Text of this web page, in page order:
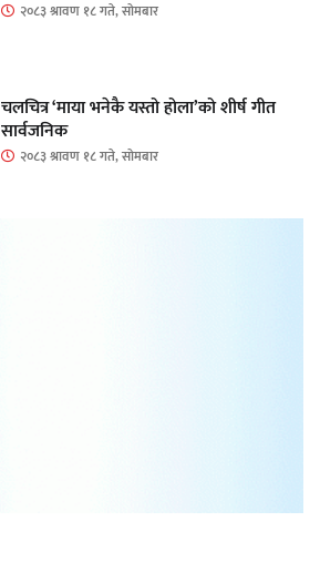
२०८३ श्रावण १८ गते, सोमबार
चलचित्र ‘माया भनेकै यस्तो होला’को शीर्ष गीत
सार्वजनिक
२०८३ श्रावण १८ गते, सोमबार